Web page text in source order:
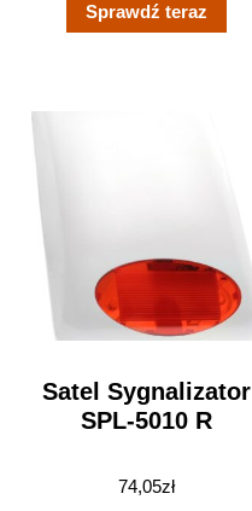
Sprawdź teraz
Satel Sygnalizator
SPL-5010 R
74,05zł